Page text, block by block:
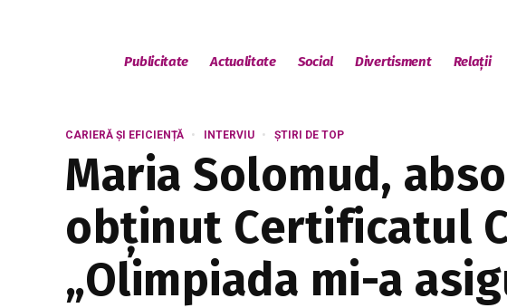
Publicitate Actualitate Social Divertisment Relații
CARIERĂ ȘI EFICIENȚĂ INTERVIU ȘTIRI DE TOP
Maria Solomud,
obținut Certificatul
„Olimpiada mi-a